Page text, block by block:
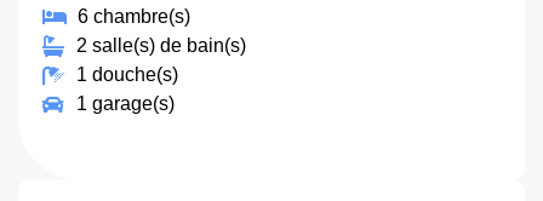
6 chambre(s)
2 salle(s) de bain(s)
1 douche(s)
1 garage(s)